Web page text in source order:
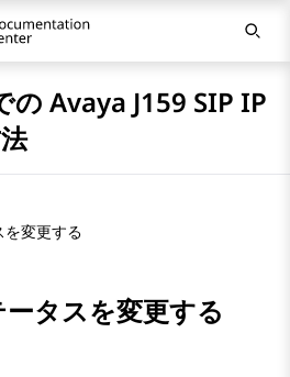
Avaya J159 SIP IP
を変更する
タスを変更する
プション